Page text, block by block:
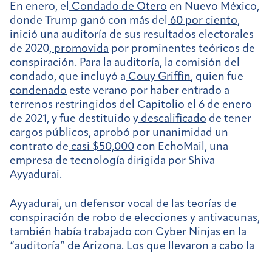
En enero, el Condado de Otero en Nuevo México,
donde Trump ganó con más del 60 por ciento,
inició una auditoría de sus resultados electorales
de 2020, promovida por prominentes teóricos de
conspiración. Para la auditoría, la comisión del
condado, que incluyó a Couy Griffin, quien fue
condenado este verano por haber entrado a
terrenos restringidos del Capitolio el 6 de enero
de 2021, y fue destituido y descalificado de tener
cargos públicos, aprobó por unanimidad un
contrato de casi $50,000 con EchoMail, una
empresa de tecnología dirigida por Shiva
Ayyadurai.
Ayyadurai, un defensor vocal de las teorías de
conspiración de robo de elecciones y antivacunas,
también había trabajado con Cyber Ninjas en la
“auditoría” de Arizona. Los que llevaron a cabo la